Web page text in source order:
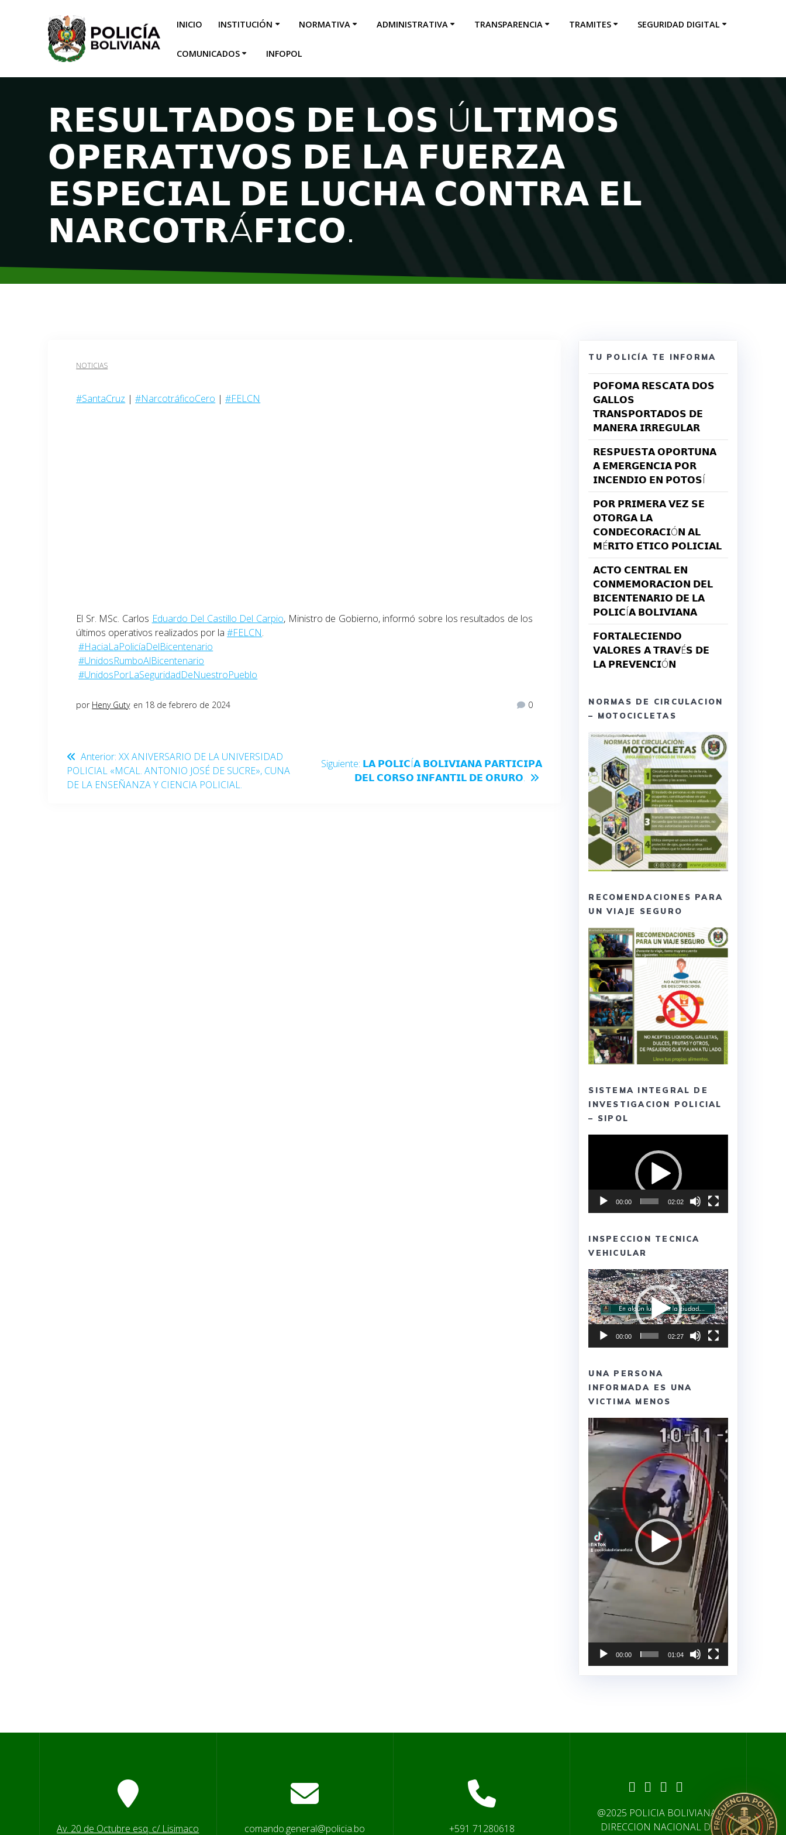
INICIO INSTITUCIÓN NORMATIVA ADMINISTRATIVA TRANSPARENCIA TRAMITES SEGURIDAD DIGITAL
COMUNICADOS INFOPOL
𝗥𝗘𝗦𝗨𝗟𝗧𝗔𝗗𝗢𝗦 𝗗𝗘 𝗟𝗢𝗦 Ú𝗟𝗧𝗜𝗠𝗢𝗦
𝗢𝗣𝗘𝗥𝗔𝗧𝗜𝗩𝗢𝗦 𝗗𝗘 𝗟𝗔 𝗙𝗨𝗘𝗥𝗭𝗔
𝗘𝗦𝗣𝗘𝗖𝗜𝗔𝗟 𝗗𝗘 𝗟𝗨𝗖𝗛𝗔 𝗖𝗢𝗡𝗧𝗥𝗔 𝗘𝗟
𝗡𝗔𝗥𝗖𝗢𝗧𝗥Á𝗙𝗜𝗖𝗢.
NOTICIAS
#SantaCruz |#NarcotráficoCero |#FELCN
El Sr. MSc. Carlos Eduardo Del Castillo Del Carpio, Ministro de Gobierno, informó sobre los resultados de los
últimos operativos realizados por la#FELCN.
#HaciaLaPolicíaDelBicentenario
#UnidosRumboAlBicentenario
#UnidosPorLaSeguridadDeNuestroPueblo
por Heny Guty en 18 de febrero de 2024 0
Anterior: XX ANIVERSARIO DE LA UNIVERSIDAD
POLICIAL «MCAL. ANTONIO JOSÉ DE SUCRE», CUNA
DE LA ENSEÑANZA Y CIENCIA POLICIAL.
Siguiente: 𝗟𝗔 𝗣𝗢𝗟𝗜𝗖Í𝗔 𝗕𝗢𝗟𝗜𝗩𝗜𝗔𝗡𝗔 𝗣𝗔𝗥𝗧𝗜𝗖𝗜𝗣𝗔
𝗗𝗘𝗟 𝗖𝗢𝗥𝗦𝗢 𝗜𝗡𝗙𝗔𝗡𝗧𝗜𝗟 𝗗𝗘 𝗢𝗥𝗨𝗥𝗢.
TU POLICÍA TE INFORMA
𝗣𝗢𝗙𝗢𝗠𝗔 𝗥𝗘𝗦𝗖𝗔𝗧𝗔 𝗗𝗢𝗦
𝗚𝗔𝗟𝗟𝗢𝗦
𝗧𝗥𝗔𝗡𝗦𝗣𝗢𝗥𝗧𝗔𝗗𝗢𝗦 𝗗𝗘
𝗠𝗔𝗡𝗘𝗥𝗔 𝗜𝗥𝗥𝗘𝗚𝗨𝗟𝗔𝗥
𝗥𝗘𝗦𝗣𝗨𝗘𝗦𝗧𝗔 𝗢𝗣𝗢𝗥𝗧𝗨𝗡𝗔
𝗔 𝗘𝗠𝗘𝗥𝗚𝗘𝗡𝗖𝗜𝗔 𝗣𝗢𝗥
𝗜𝗡𝗖𝗘𝗡𝗗𝗜𝗢 𝗘𝗡 𝗣𝗢𝗧𝗢𝗦Í
𝗣𝗢𝗥 𝗣𝗥𝗜𝗠𝗘𝗥𝗔 𝗩𝗘𝗭 𝗦𝗘
𝗢𝗧𝗢𝗥𝗚𝗔 𝗟𝗔
𝗖𝗢𝗡𝗗𝗘𝗖𝗢𝗥𝗔𝗖𝗜Ó𝗡 𝗔𝗟
𝗠É𝗥𝗜𝗧𝗢 𝗘́𝗧𝗜𝗖𝗢 𝗣𝗢𝗟𝗜𝗖𝗜𝗔𝗟
𝗔𝗖𝗧𝗢 𝗖𝗘𝗡𝗧𝗥𝗔𝗟 𝗘𝗡
𝗖𝗢𝗡𝗠𝗘𝗠𝗢𝗥𝗔𝗖𝗜𝗢𝗡 𝗗𝗘𝗟
𝗕𝗜𝗖𝗘𝗡𝗧𝗘𝗡𝗔𝗥𝗜𝗢 𝗗𝗘 𝗟𝗔
𝗣𝗢𝗟𝗜𝗖Í𝗔 𝗕𝗢𝗟𝗜𝗩𝗜𝗔𝗡𝗔
𝗙𝗢𝗥𝗧𝗔𝗟𝗘𝗖𝗜𝗘𝗡𝗗𝗢
𝗩𝗔𝗟𝗢𝗥𝗘𝗦 𝗔 𝗧𝗥𝗔𝗩É𝗦 𝗗𝗘
𝗟𝗔 𝗣𝗥𝗘𝗩𝗘𝗡𝗖𝗜Ó𝗡
NORMAS DE CIRCULACION
– MOTOCICLETAS
RECOMENDACIONES PARA
UN VIAJE SEGURO
SISTEMA INTEGRAL DE
INVESTIGACION POLICIAL
– SIPOL
00:00 02:02
INSPECCION TECNICA
VEHICULAR
Reproductor
de
vídeo
00:00 02:27
UNA PERSONA
INFORMADA ES UNA
VICTIMA MENOS
Reproductor
de
vídeo
00:00 01:04
Av. 20 de Octubre esq. c/ Lisimaco comando.general@policia.bo +591 71280618
@2025 POLICIA BOLIVIANA-
DIRECCION NACIONAL DE